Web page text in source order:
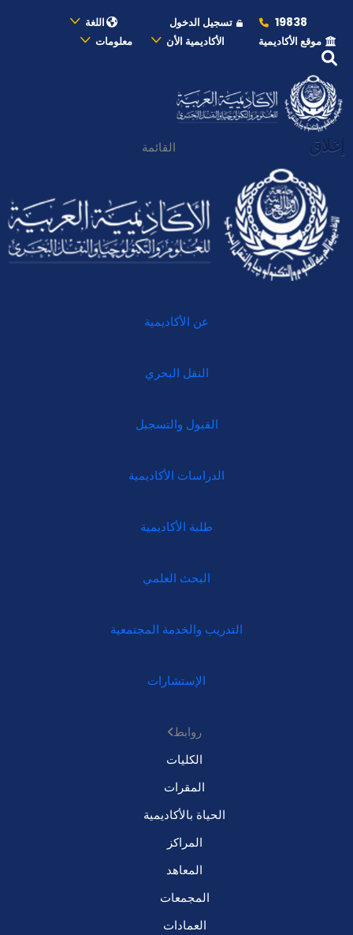
19838 تسجيل الدخول
اللغة
موقع الأكاديمية
الأكاديمية الأن معلومات
إغلاق القائمة
عن الأكاديمية
النقل البحري
القبول والتسجيل
الدراسات الأكاديمية
طلبة الأكاديمية
البحث العلمي
التدريب والخدمة المجتمعية
الإستشارات
روابط
الكليات
المقرات
الحياة بالأكاديمية
المراكز
المعاهد
المجمعات
العمادات